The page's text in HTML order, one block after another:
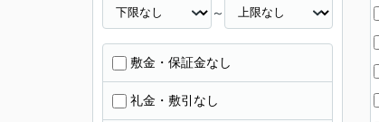
～
敷金・保証金なし
礼金・敷引なし